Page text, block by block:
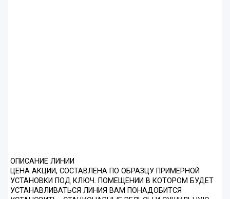
ОПИСАНИЕ ЛИНИИ
ЦЕНА АКЦИИ, СОСТАВЛЕНА ПО ОБРАЗЦУ ПРИМЕРНОЙ
УСТАНОВКИ ПОД КЛЮЧ. ПОМЕЩЕНИИ В КОТОРОМ БУДЕТ
УСТАНАВЛИВАТЬСЯ ЛИНИЯ ВАМ ПОНАДОБИТСЯ